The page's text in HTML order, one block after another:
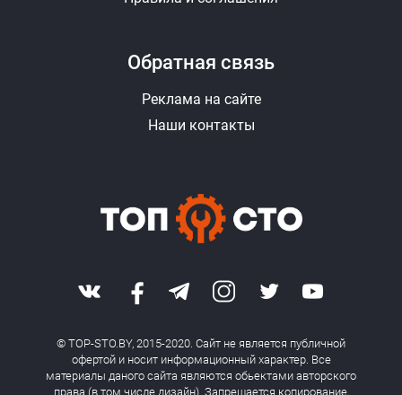
Обратная связь
Реклама на сайте
Наши контакты
© TOP-STO.BY, 2015-2020. Сайт не является публичной
офертой и носит информационный характер. Все
материалы даного сайта являются обьектами авторского
права (в том числе дизайн). Запрещается копирование,